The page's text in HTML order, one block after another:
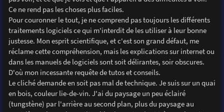
Ce ne rend pas les choses plus faciles.
Pour couronner le tout, je ne comprend pas toujours les différents
traitements logiciels ce qui m'interdit de les utiliser à leur bonne
justesse. Mon esprit scientifique, et c'est son grand défaut, me
réclame cette compréhension, mais les explications sur internet ou
dans les manuels de logiciels sont soit délirantes, soir obscures.
D'où mon incessante requête de tutos et conseils.
Le cliché demande en soit pas mal de technique. Je suis sur un quai
en bois, couleur lie-de-vin. J'ai du paysage un peu éclairé
(tungstène) par l'arrière au second plan, plus du paysage au